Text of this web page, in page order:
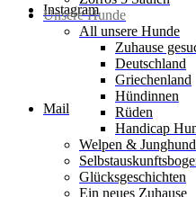
Instagram
Mail
Unsere Hunde
All unsere Hunde
Zuhause
Deutschland
Griechenland
Hündinnen
Rüden
Handicap
Welpen &
Glücksgeschichten
Ein neues Zuhause